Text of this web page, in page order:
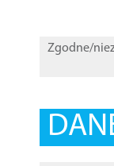
Zgodne/